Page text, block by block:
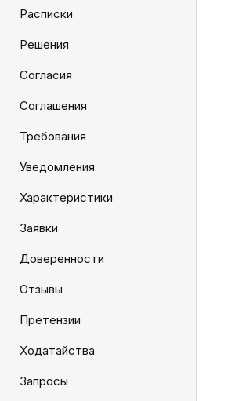
Расписки
Решения
Согласия
Соглашения
Требования
Уведомления
Характеристики
Заявки
Доверенности
Отзывы
Претензии
Ходатайства
Запросы